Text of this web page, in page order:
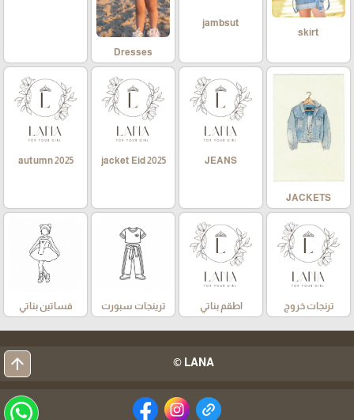
skirt
jambsut
Dresses
JACKETS
JEANS
jacket Eid 2025
autumn 2025
ترنجات خروج اطقم بناتي ترينجات سبورت فساتين بناتي
LANA ©
arrow_upward